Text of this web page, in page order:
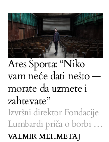
Ares Športa: “Niko
vam neće dati nešto —
morate da uzmete i
zahtevate”
Izvršni direktor Fondacije
Lumbardi priča o borbi za
stvaranje kulturnog haba
VALMIR MEHMETAJ